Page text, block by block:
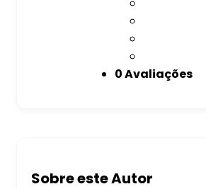
0 Avaliações
Sobre este Autor